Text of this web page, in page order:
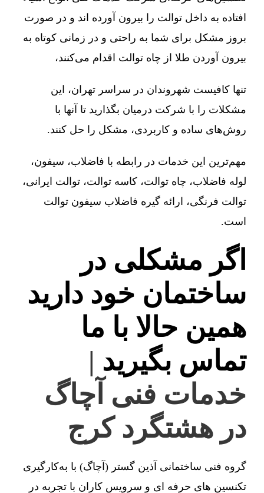
افتاده به داخل توالت را بیرون آورده اند و در صورت
بروز مشکل برای شما به راحتی و در زمانی کوتاه به
بیرون آوردن طلا از چاه توالت اقدام می‌کنند،
تنها کافیست شهروندان در سراسر تهران، این
مشکلات را با شرکت درمیان بگذارید تا آنها با
روش‌های ساده و کاربردی، مشکل را حل کنند.
مهم‌ترین این خدمات در رابطه با فاضلاب، سیفون،
لوله فاضلاب، چاه توالت، کاسه توالت، توالت ایرانی،
توالت فرنگی، ارائه گیره فاضلاب سیفون توالت
است.
اگر مشکلی در
ساختمان خود دارید
همین حالا با ما
تماس بگیرید |
خدمات فنی آچاگ
در هشتگرد کرج
گروه فنی ساختمانی آذین گستر (آچاگ) با به‌کارگیری
تکنسین های حرفه ای و سرویس کاران با تجربه در